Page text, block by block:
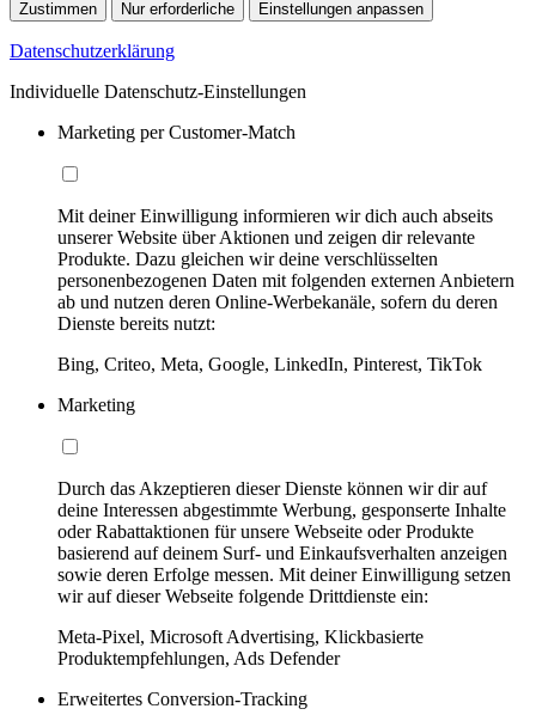
Zustimmen Nur erforderliche Einstellungen anpassen
Datenschutzerklärung
Individuelle Datenschutz-Einstellungen
Marketing per Customer-Match
Mit deiner Einwilligung informieren wir dich auch abseits
unserer Website über Aktionen und zeigen dir relevante
Produkte. Dazu gleichen wir deine verschlüsselten
personenbezogenen Daten mit folgenden externen Anbietern
ab und nutzen deren Online-Werbekanäle, sofern du deren
Dienste bereits nutzt:
Bing, Criteo, Meta, Google, LinkedIn, Pinterest, TikTok
Marketing
Durch das Akzeptieren dieser Dienste können wir dir auf
deine Interessen abgestimmte Werbung, gesponserte Inhalte
oder Rabattaktionen für unsere Webseite oder Produkte
basierend auf deinem Surf- und Einkaufsverhalten anzeigen
sowie deren Erfolge messen. Mit deiner Einwilligung setzen
wir auf dieser Webseite folgende Drittdienste ein:
Meta-Pixel, Microsoft Advertising, Klickbasierte
Produktempfehlungen, Ads Defender
Erweitertes Conversion-Tracking